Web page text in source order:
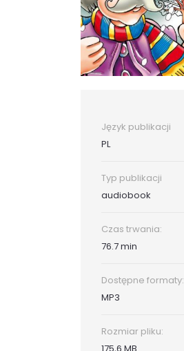
Język publikacji
PL
Typ publikacji
audiobook
Czas trwania:
76.7 min
Dostępne formaty:
MP3
Rozmiar pliku: